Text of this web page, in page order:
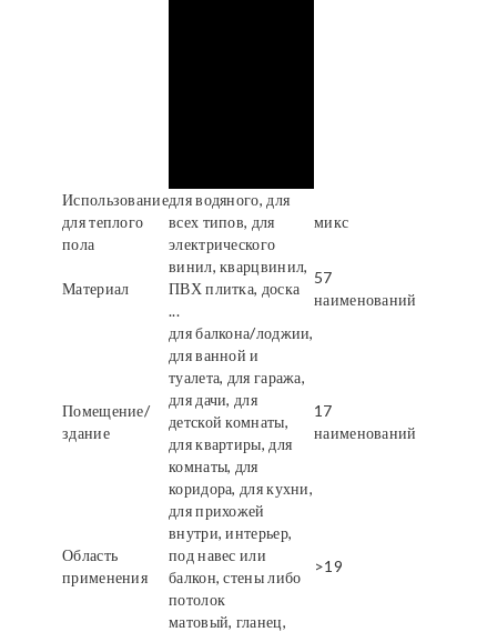
Использование
для теплого
пола
для водяного, для
всех типов, для
электрического
микс
Материал
винил, кварцвинил,
ПВХ плитка, доска
...
57
наименований
Помещение/
здание
для балкона/лоджии,
для ванной и
туалета, для гаража,
для дачи, для
детской комнаты,
для квартиры, для
комнаты, для
коридора, для кухни,
для прихожей
17
наименований
Область
применения
внутри, интерьер,
под навес или
балкон, стены либо
потолок
>19
матовый, гланец,